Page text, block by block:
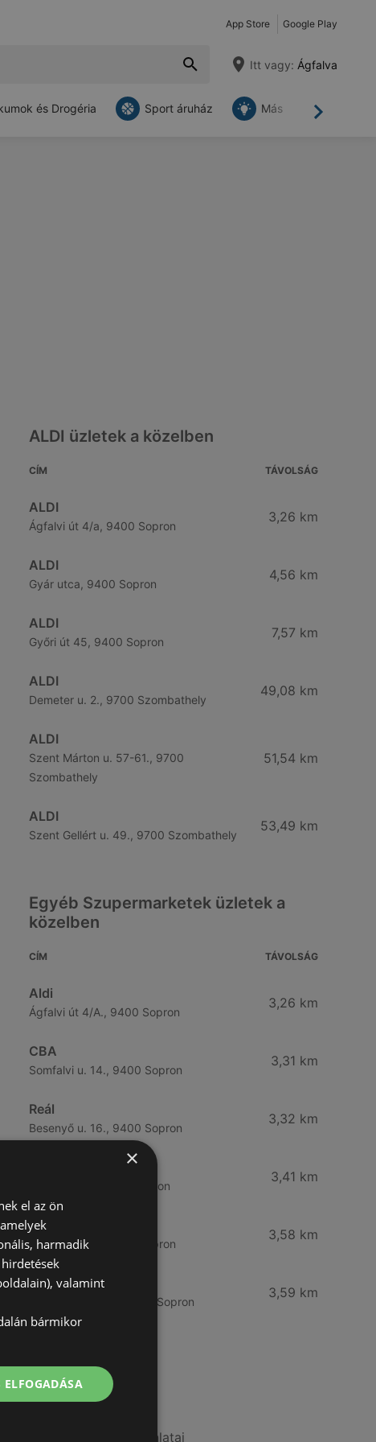
App Store Google Play
Itt vagy: Ágfalva
Tovább
és Drogéria Sport áruház Más
ALDI üzletek a közelben
CÍM TÁVOLSÁG
ALDI
Ágfalvi út 4/a, 9400 Sopron
3,26 km
ALDI
Gyár utca, 9400 Sopron
4,56 km
ALDI
Győri út 45, 9400 Sopron
7,57 km
ALDI
Demeter u. 2., 9700 Szombathely
49,08 km
ALDI
Szent Márton u. 57-61., 9700
Szombathely
51,54 km
ALDI
Szent Gellért u. 49., 9700 Szombathely
53,49 km
Egyéb Szupermarketek üzletek a
közelben
CÍM TÁVOLSÁG
Aldi
Ágfalvi út 4/A., 9400 Sopron
3,26 km
CBA
Somfalvi u. 14., 9400 Sopron
3,31 km
Reál
Besenyő u. 16., 9400 Sopron
3,32 km
Ibolya út 15., 9400 Sopron
3,41 km
CBA
Bánfalvi u. 14, 9400 Sopron
3,58 km
Lidl
Bánfalvi út 12. 12, 9400 Sopron
3,59 km
További linkek
A(z) AlphaZoo ajánlatai
×
el az ön
harmadik
valamint
bármikor
ELFOGADÁSA